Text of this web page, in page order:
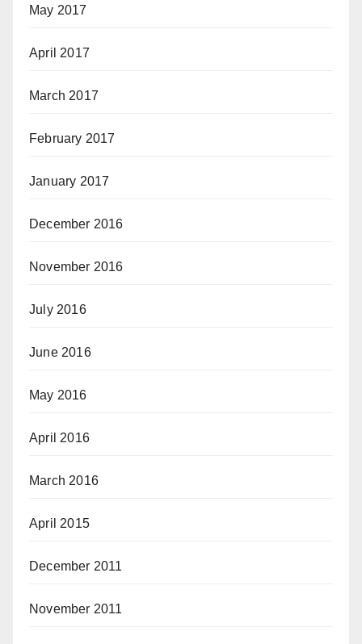
May 2017
April 2017
March 2017
February 2017
January 2017
December 2016
November 2016
July 2016
June 2016
May 2016
April 2016
March 2016
April 2015
December 2011
November 2011